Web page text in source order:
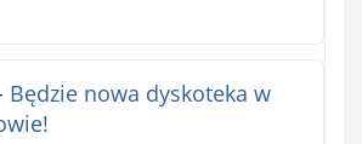
Będzie nowa dyskoteka w